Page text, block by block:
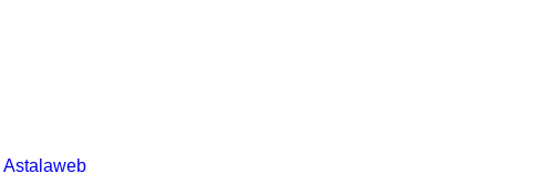
Astalaweb